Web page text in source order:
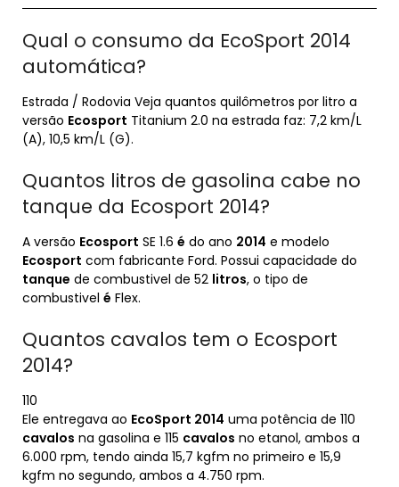
Qual o consumo da EcoSport 2014
automática?
Estrada / Rodovia Veja quantos quilômetros por litro a
versão Ecosport Titanium 2.0 na estrada faz: 7,2 km/L
(A), 10,5 km/L (G).
Quantos litros de gasolina cabe no
tanque da Ecosport 2014?
A versão Ecosport SE 1.6 é do ano 2014 e modelo
Ecosport com fabricante Ford. Possui capacidade do
tanque de combustivel de 52 litros, o tipo de
combustivel é Flex.
Quantos cavalos tem o Ecosport
2014?
110
Ele entregava ao EcoSport 2014 uma potência de 110
cavalos na gasolina e 115 cavalos no etanol, ambos a
6.000 rpm, tendo ainda 15,7 kgfm no primeiro e 15,9
kgfm no segundo, ambos a 4.750 rpm.